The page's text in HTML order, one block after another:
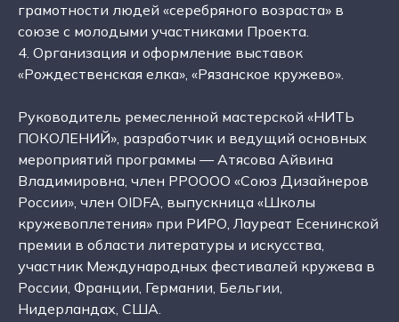
грамотности людей «серебряного возраста» в
союзе с молодыми участниками Проекта.
4. Организация и оформление выставок
«Рождественская елка», «Рязанское кружево».
Руководитель ремесленной мастерской «НИТЬ
ПОКОЛЕНИЙ», разработчик и ведущий основных
мероприятий программы — Атясова Айвина
Владимировна, член РРОООО «Союз Дизайнеров
России», член OIDFA, выпускница «Школы
кружевоплетения» при РИРО, Лауреат Есенинской
премии в области литературы и искусства,
участник Международных фестивалей кружева в
России, Франции, Германии, Бельгии,
Нидерландах, США.